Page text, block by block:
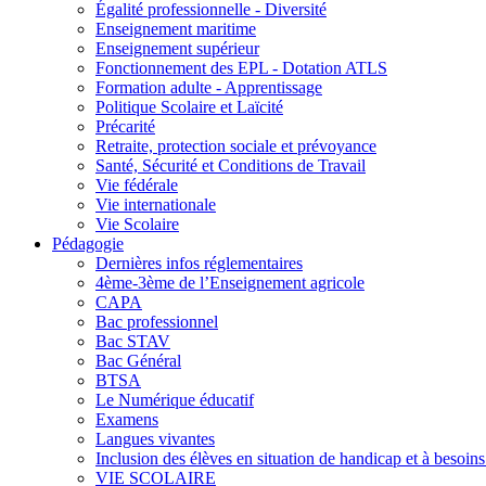
Égalité professionnelle - Diversité
Enseignement maritime
Enseignement supérieur
Fonctionnement des EPL - Dotation ATLS
Formation adulte - Apprentissage
Politique Scolaire et Laïcité
Précarité
Retraite, protection sociale et prévoyance
Santé, Sécurité et Conditions de Travail
Vie fédérale
Vie internationale
Vie Scolaire
Pédagogie
Dernières infos réglementaires
4ème-3ème de l’Enseignement agricole
CAPA
Bac professionnel
Bac STAV
Bac Général
BTSA
Le Numérique éducatif
Examens
Langues vivantes
Inclusion des élèves en situation de handicap et à
VIE SCOLAIRE